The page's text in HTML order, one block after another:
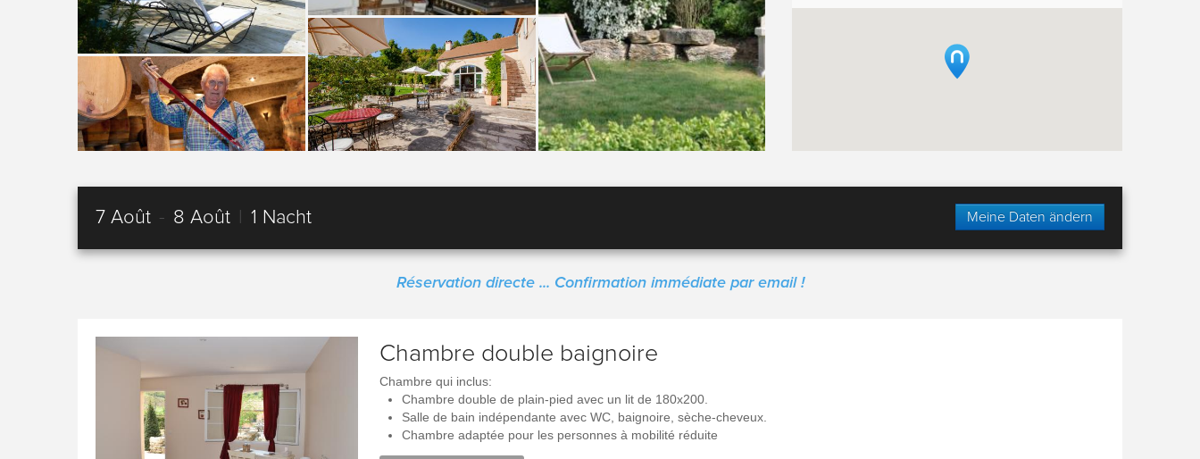
7 Août - 8 Août 1 Nacht Meine Daten ändern
Réservation directe ... Confirmation immédiate par email !
Chambre double baignoire
Chambre qui inclus:
Chambre double de plain-pied avec un lit de 180x200.
Salle de bain indépendante avec WC, baignoire, sèche-cheveux.
Chambre adaptée pour les personnes à mobilité réduite